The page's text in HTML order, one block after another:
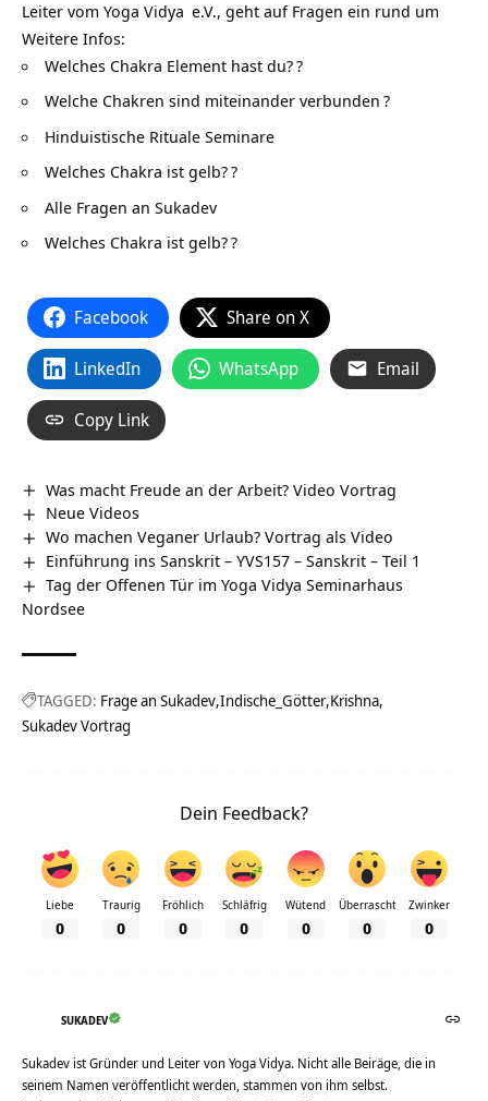
Leiter vom Yoga Vidya e.V., geht auf Fragen ein rund um
Weitere Infos:
Welches Chakra Element hast du??
Welche Chakren sind miteinander verbunden ?
Hinduistische Rituale Seminare
Welches Chakra ist gelb??
Alle Fragen an Sukadev
Welches Chakra ist gelb??
Facebook Share on X
LinkedIn WhatsApp Email
Copy Link
Was macht Freude an der Arbeit? Video Vortrag
Neue Videos
Wo machen Veganer Urlaub? Vortrag als Video
Einführung ins Sanskrit – YVS157 – Sanskrit – Teil 1
Tag der Offenen Tür im Yoga Vidya Seminarhaus
Nordsee
TAGGED: Frage an Sukadev Indische_Götter Krishna
Sukadev Vortrag
Dein Feedback?
Liebe
0
Traurig
0
Fröhlich
0
Schläfrig
0
Wütend
0
Überrascht
0
Zwinker
0
SUKADEV
Sukadev ist Gründer und Leiter von Yoga Vidya. Nicht alle Beiräge, die in
seinem Namen veröffentlicht werden, stammen von ihm selbst.